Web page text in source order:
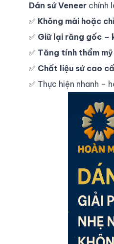
Dán sứ Veneer chính
✅ Không mài hoặc
✅ Giữ lại răng gốc –
✅ Tăng tính thẩm
✅ Chất liệu sứ cao
✅ Thực hiện nhanh –